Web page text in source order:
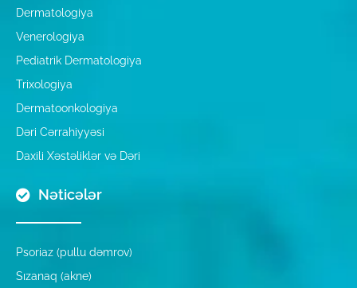
Dermatologiya
Venerologiya
Pediatrik Dermatologiya
Trixologiya
Dermatoonkologiya
Dəri Cərrahiyyəsi
Daxili Xəstəliklər və Dəri
Nəticələr
Psoriaz (pullu dəmrov)
Sızanaq (akne)